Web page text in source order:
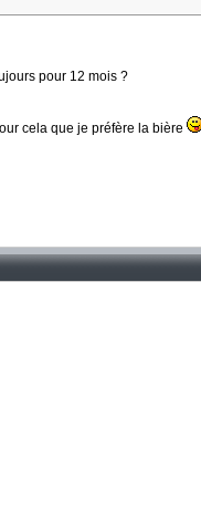
pour 12 mois ?
cela que je préfère la bière